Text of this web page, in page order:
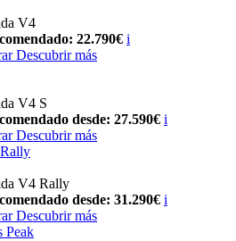
V4
22.790€ i
Descubrir más
V4 S
desde: 27.590€ i
Descubrir más
V4 Rally
desde: 31.290€ i
Descubrir más
Peak